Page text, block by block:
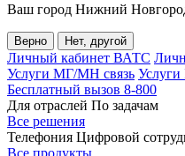
Ваш город Нижний
Верно Нет, другой
Личный кабинет ВАТС
Услуги МГ/МН связь
Бесплатный вызов 8-800
Для отраслей По задачам
Все решения
Телефония Цифровой
Все продукты